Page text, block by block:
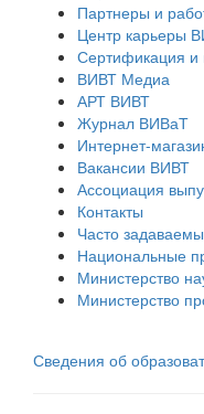
Партнеры и
Центр карьеры
Сертификация и
ВИВТ Медиа
АРТ ВИВТ
Журнал ВИВаТ
Интернет-
Вакансии ВИВТ
Ассоциация
Контакты
Часто
Национальные
Министерство
Министерство
Сведения об